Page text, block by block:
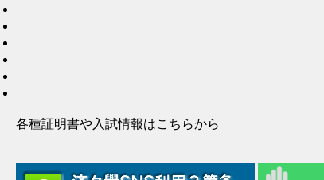
各種証明書や入試情報はこちらから